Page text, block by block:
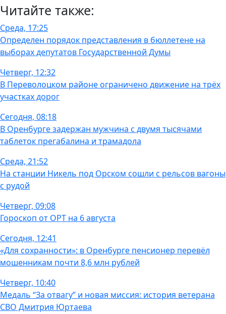
Читайте также:
Среда, 17:25
Определен порядок представления в бюллетене на
выборах депутатов Государственной Думы
Четверг, 12:32
В Переволоцком районе ограничено движение на трёх
участках дорог
Сегодня, 08:18
В Оренбурге задержан мужчина с двумя тысячами
таблеток прегабалина и трамадола
Среда, 21:52
На станции Никель под Орском сошли с рельсов вагоны
с рудой
Четверг, 09:08
Гороскоп от ОРТ на 6 августа
Сегодня, 12:41
«Для сохранности»: в Оренбурге пенсионер перевёл
мошенникам почти 8,6 млн рублей
Четверг, 10:40
Медаль “За отвагу” и новая миссия: история ветерана
СВО Дмитрия Юртаева